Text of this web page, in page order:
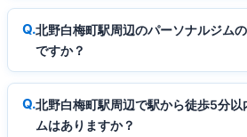
北野白梅町駅周辺のパーソナルジム
ですか？
北野白梅町駅周辺で駅から徒歩5分以
ムはありますか？